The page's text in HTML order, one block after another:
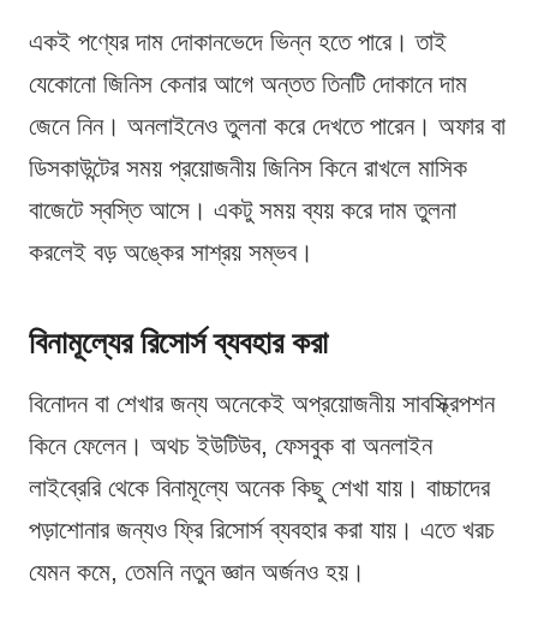
একই পণ্যের দাম দোকানভেদে ভিন্ন হতে পারে। তাই
যেকোনো জিনিস কেনার আগে অন্তত তিনটি দোকানে দাম
জেনে নিন। অনলাইনেও তুলনা করে দেখতে পারেন। অফার বা
ডিসকাউন্টের সময় প্রয়োজনীয় জিনিস কিনে রাখলে মাসিক
বাজেটে স্বস্তি আসে। একটু সময় ব্যয় করে দাম তুলনা
করলেই বড় অঙ্কের সাশ্রয় সম্ভব।
বিনামূল্যের রিসোর্স ব্যবহার করা
বিনোদন বা শেখার জন্য অনেকেই অপ্রয়োজনীয় সাবস্ক্রিপশন
কিনে ফেলেন। অথচ ইউটিউব, ফেসবুক বা অনলাইন
লাইব্রেরি থেকে বিনামূল্যে অনেক কিছু শেখা যায়। বাচ্চাদের
পড়াশোনার জন্যও ফ্রি রিসোর্স ব্যবহার করা যায়। এতে খরচ
যেমন কমে, তেমনি নতুন জ্ঞান অর্জনও হয়।